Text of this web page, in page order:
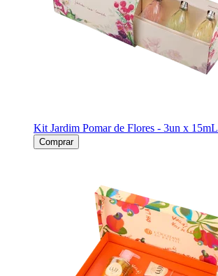
Kit Jardim Pomar de Flores - 3un x 15mL
Comprar